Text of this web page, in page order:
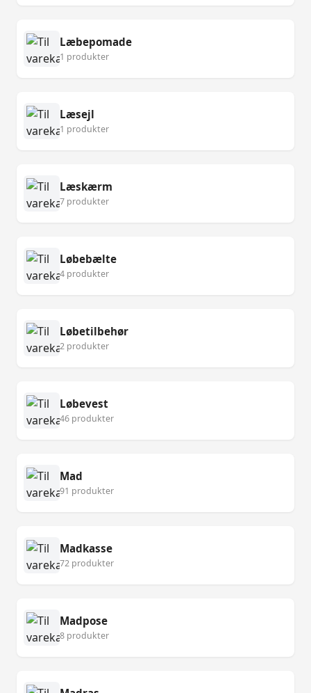
Læbepomade
1 produkter
Læsejl
1 produkter
Læskærm
7 produkter
Løbebælte
4 produkter
Løbetilbehør
2 produkter
Løbevest
46 produkter
Mad
91 produkter
Madkasse
72 produkter
Madpose
8 produkter